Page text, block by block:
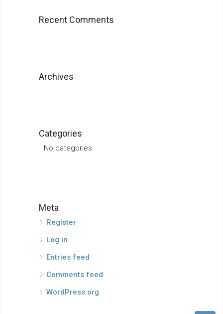
Recent Comments
Archives
Categories
No categories
Meta
Register
Log in
Entries feed
Comments feed
WordPress.org